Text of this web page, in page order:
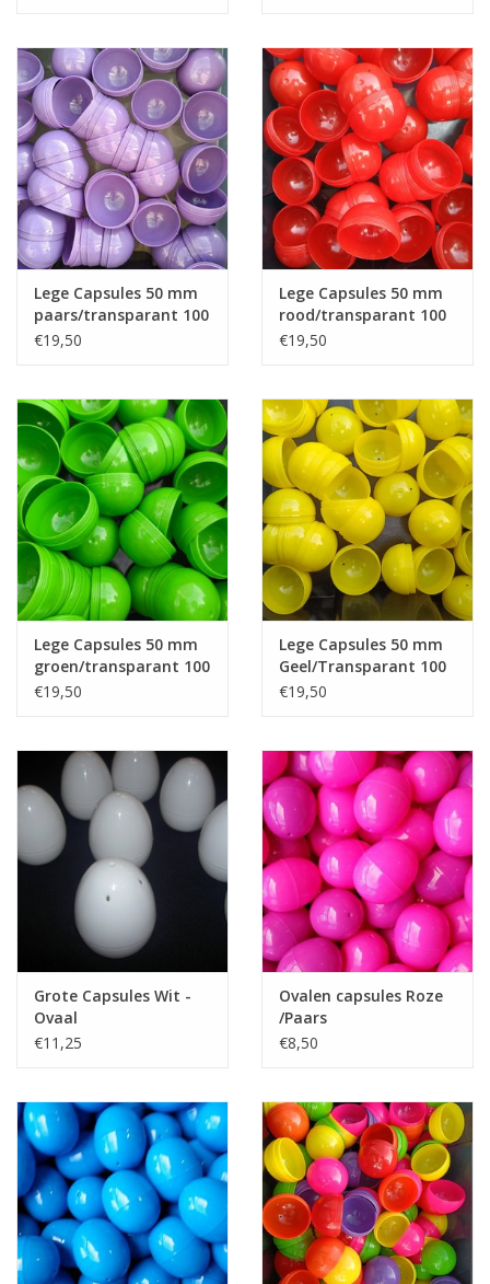
Lege Capsules 50 mm
paars/transparant 100
stuks
€19,50
Lege Capsules 50 mm
rood/transparant 100
stuks
€19,50
Lege Capsules 50 mm
groen/transparant 100
stuks
€19,50
Lege Capsules 50 mm
Geel/Transparant 100
stuks
€19,50
Grote Capsules Wit -
Ovaal
€11,25
Ovalen capsules Roze
/Paars
€8,50